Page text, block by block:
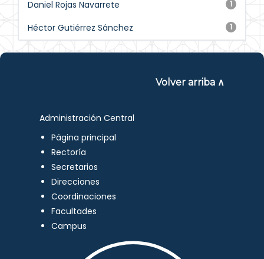
1
Daniel Rojas Navarrete
1
Héctor Gutiérrez Sánchez
Volver arriba ∧
Administración Central
Página principal
Rectoría
Secretarios
Direcciones
Coordinaciones
Facultades
Campus